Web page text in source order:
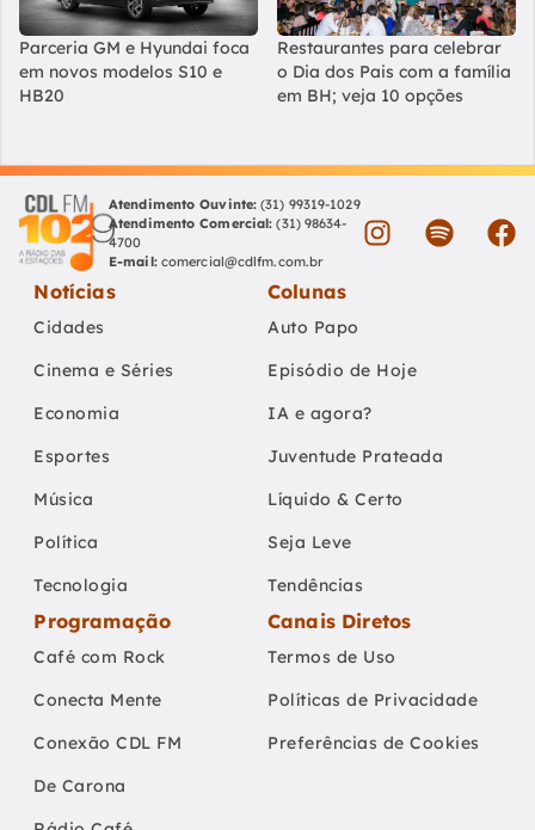
Parceria GM e Hyundai foca
em novos modelos S10 e
HB20
Restaurantes para celebrar
o Dia dos Pais com a família
em BH; veja 10 opções
Atendimento Ouvinte: (31) 99319-1029
Atendimento Comercial: (31) 98634-
4700
E-mail: comercial@cdlfm.com.br
Notícias
Cidades
Cinema e Séries
Economia
Esportes
Música
Política
Tecnologia
Colunas
Auto Papo
Episódio de Hoje
IA e agora?
Juventude Prateada
Líquido & Certo
Seja Leve
Tendências
Programação
Café com Rock
Conecta Mente
Conexão CDL FM
De Carona
Canais Diretos
Termos de Uso
Políticas de Privacidade
Preferências de Cookies